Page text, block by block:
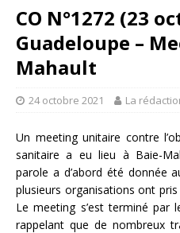
CO N°1272 (23
Guadeloupe –
Mahault
24 octobre 2021 La
Un meeting unitaire contre
sanitaire a eu lieu à Baie-
parole a d’abord été donnée
plusieurs organisations ont
Le meeting s’est terminé par
rappelant que de nombreux